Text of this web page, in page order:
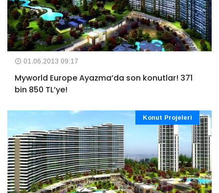
01.06.2013 09:17
Myworld Europe Ayazma’da son konutlar! 371
bin 850 TL’ye!
Konut Projeleri